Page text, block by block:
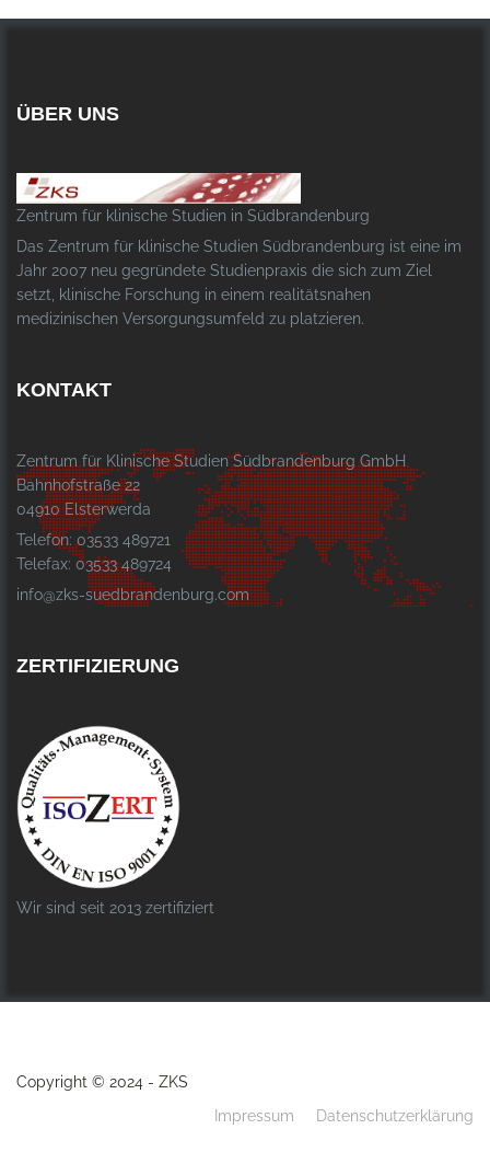
ÜBER UNS
Zentrum für klinische Studien in Südbrandenburg
Das Zentrum für klinische Studien Südbrandenburg ist eine im
Jahr 2007 neu gegründete Studienpraxis die sich zum Ziel
setzt, klinische Forschung in einem realitätsnahen
medizinischen Versorgungsumfeld zu platzieren.
KONTAKT
Zentrum für Klinische Studien Südbrandenburg GmbH
Bahnhofstraße 22
04910 Elsterwerda
Telefon: 03533 489721
Telefax: 03533 489724
info@zks-suedbrandenburg.com
ZERTIFIZIERUNG
Wir sind seit 2013 zertifiziert
Copyright © 2024 - ZKS
Impressum
Datenschutzerklärung